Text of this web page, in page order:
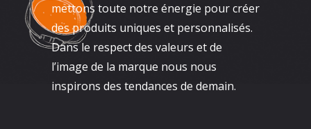
mettons toute notre énergie pour créer
des produits uniques et personnalisés.
Dans le respect des valeurs et de
l’image de la marque nous nous
inspirons des tendances de demain.